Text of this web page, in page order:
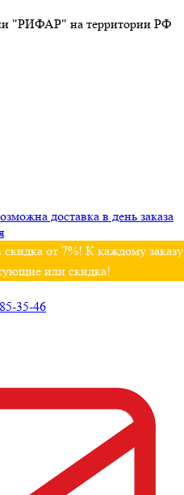
"РИФАР" на территории РФ
доставка в день заказа
от 7%! К каждому заказу
или скидка!
35-46